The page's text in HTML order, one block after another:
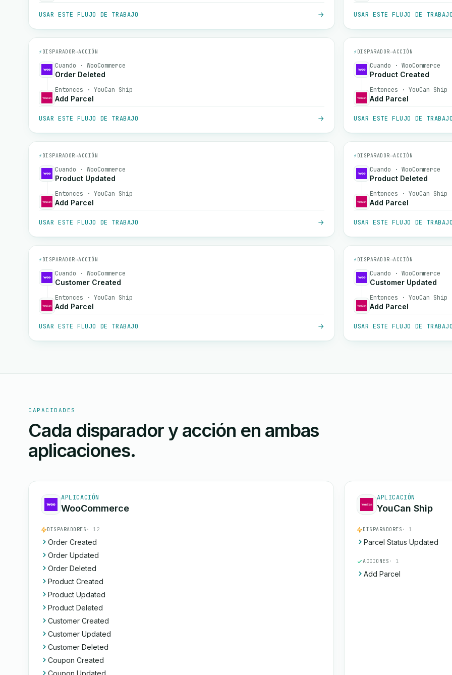
USAR ESTE FLUJO DE TRABAJO USAR ESTE FLUJO DE
⚡ DISPARADOR→ACCIÓN
Cuando · WooCommerce
Order Deleted
Entonces · YouCan Ship
Add Parcel
USAR ESTE FLUJO DE TRABAJO
⚡ DISPARADOR→ACCIÓN
Cuando · WooCommerce
Product Created
Entonces · YouCan Ship
Add Parcel
USAR ESTE FLUJO DE
⚡ DISPARADOR→ACCIÓN
Cuando · WooCommerce
Product Updated
Entonces · YouCan Ship
Add Parcel
USAR ESTE FLUJO DE TRABAJO
⚡ DISPARADOR→ACCIÓN
Cuando · WooCommerce
Product Deleted
Entonces · YouCan Ship
Add Parcel
USAR ESTE FLUJO DE
⚡ DISPARADOR→ACCIÓN
Cuando · WooCommerce
Customer Created
Entonces · YouCan Ship
Add Parcel
USAR ESTE FLUJO DE TRABAJO
⚡ DISPARADOR→ACCIÓN
Cuando · WooCommerce
Customer Updated
Entonces · YouCan Ship
Add Parcel
USAR ESTE FLUJO DE
CAPACIDADES
Cada disparador y acción en ambas
aplicaciones.
APLICACIÓN
WooCommerce
DISPARADORES · 12
Order Created
Order Updated
Order Deleted
Product Created
Product Updated
Product Deleted
Customer Created
Customer Updated
Customer Deleted
Coupon Created
Coupon Updated
APLICACIÓN
YouCan Ship
DISPARADORES · 1
Parcel Status Updated
ACCIONES · 1
Add Parcel